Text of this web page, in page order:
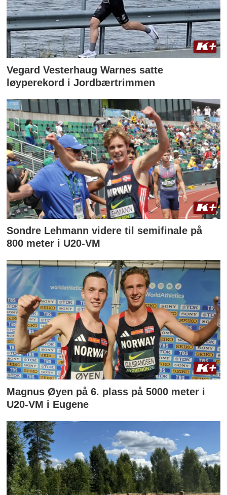
Vegard Vesterhaug Warnes satte
løyperekord i Jordbærtrimmen
Sondre Lehmann videre til semifinale på
800 meter i U20-VM
Magnus Øyen på 6. plass på 5000 meter i
U20-VM i Eugene